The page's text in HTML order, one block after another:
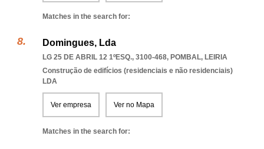
Matches in the search for:
Domingues, Lda
LG 25 DE ABRIL 12 1ºESQ., 3100-468, POMBAL, LEIRIA
Construção de edifícios (residenciais e não residenciais)
LDA
Ver empresa Ver no Mapa
Matches in the search for: